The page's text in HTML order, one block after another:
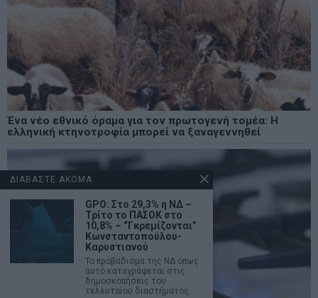
Ένα νέο εθνικό όραμα για τον πρωτογενή τομέα: Η
ελληνική κτηνοτροφία μπορεί να ξαναγεννηθεί
ΔΙΑΒΑΣΤΕ ΑΚΟΜΑ
GPO: Στο 29,3% η ΝΔ –
Τρίτο το ΠΑΣΟΚ στο
10,8% – “Γκρεμίζονται”
Κωνσταντοπούλου-
Καρυστιανού
Το προβάδισμα της ΝΔ όπως
αυτό καταγράφεται στις
δημοσκοπήσεις του
τελευταίου διαστήματος,